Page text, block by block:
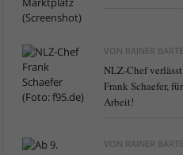
VON RAINER
NLZ-Chef
Frank Schaefer,
Arbeit!
VON RAINER